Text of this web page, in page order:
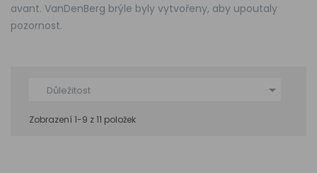
avant. VanDenBerg brýle byly vytvořeny, aby upoutaly
pozornost.
Důležitost 
Zobrazení 1-9 z 11 položek